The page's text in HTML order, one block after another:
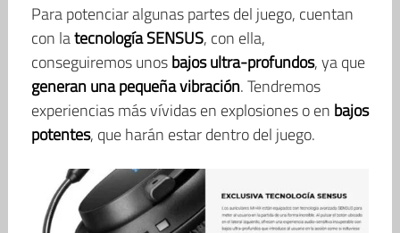
Para potenciar algunas partes del juego, cuentan
con latecnología SENSUS, con ella,
conseguiremos unosbajos ultra-profundos, ya que
generan una pequeña vibración. Tendremos
experiencias más vívidas en explosiones o en bajos
potentes, que harán estar dentro del juego.